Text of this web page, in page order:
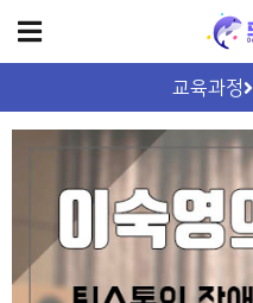
교육과정